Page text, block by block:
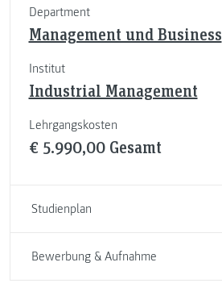
Department
Management und Business
Institut
Industrial Management
Lehrgangskosten
€ 5.990,00 Gesamt
Studienplan
Bewerbung & Aufnahme